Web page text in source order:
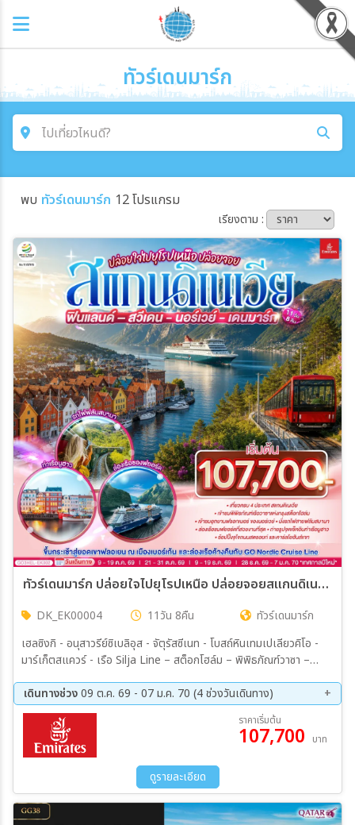
ทัวร์เดนมาร์ก
ไปเที่ยวไหนดี?
ค้นหาโปรแกรมทัวร์
โซน
ประเทศ
เมือง
สายการบิน
ตั้งแต่วันที่
ถึงวันที่
เฉพาะเดือน
เฉพาะเทศกาล
ค้นหา
พบ ทัวร์เดนมาร์ก 12 โปรแกรม
เรียงตาม :
ทัวร์เดนมาร์ก ปล่อยใจไปยุโรปเหนือ ปล่อยจอยสแกนดิเนเวีย ฟินแลนด์ - สวีเดน – นอร์เวย์ - เดนมาร์ก 11วัน 8คืน (EK)
DK_EK00004 11วัน 8คืน
ทัวร์เดนมาร์ก
เฮลซิงกิ - อนุสาวรีย์ซิเบลิอุส - จัตุรัสซีเนท - โบสถ์หินเทมเปเลียวคิโอ -
มาร์เก็ตสแควร์ - เรือ Silja Line – สต็อกโฮล์ม – พิพิธภัณฑ์วาซา –
- อุทยานฟรอกเนอร์ - กอล / เกียโล / อัล - ฟลัม – ล่องเรือชมซองฟ
ยอร์ด - กุดวานเก้น – นั่งรถไฟสายโรแมนติกฟลัม – วอส – เบอร์เก้น –
กระเช้าสู่ยอดเขาฟลอยบาเนน – ท่าเรือเก่าเบอร์เก้น - ออสโล - ศาลา
ว่าการเมือง โรงละครแห่งชาติ - คาร์ลโยฮันส์เกท - GO Nordic Cruise
Line - โคเปนเฮเก้น - ชมกรุงโคเปนเฮเก้น - ลิตเติ้ลเมอร์เมด - น้ำพุเกฟิ
ออน - ท่าเรือนูฮาว - ช้อปปิ้งถนนสตรอยท์ – ถ่ายรูปพระราชวังอมาเลียนบ
อร์ก – ถ่ายรูปปราสาทโรเซนบอร์ก - สนามบินโคเปนเฮเก้น
เดินทางช่วง09 ต.ค. 69 - 07 ม.ค. 70 (4 ช่วงวันเดินทาง)
09 ต.ค. 69 - 19 ต.ค. 69
21 ต.ค. 69 - 31 ต.ค. 69
09 ธ.ค. 69 - 19 ธ.ค. 69
28 ธ.ค. 69 - 07 ม.ค. 70
ราคาเริ่มต้น
107,700 บาท
ดูรายละเอียด